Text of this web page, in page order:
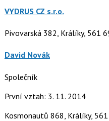
VYDRUS CZ s.r.o.
Pivovarská 382, Králíky, 561
David Novák
Společník
První vztah: 3. 11. 2014
Kosmonautů 868, Králíky, 561